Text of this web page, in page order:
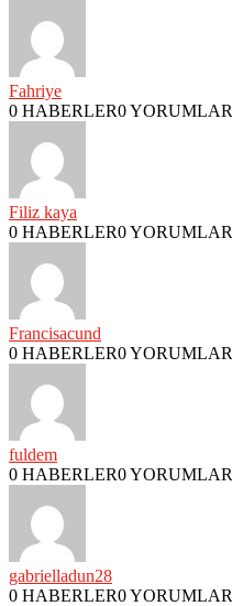
Fahriye
0 HABERLER0 YORUMLAR
Filiz kaya
0 HABERLER0 YORUMLAR
Francisacund
0 HABERLER0 YORUMLAR
fuldem
0 HABERLER0 YORUMLAR
gabrielladun28
0 HABERLER0 YORUMLAR